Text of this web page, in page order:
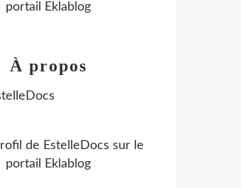
portail Eklablog
À propos
de EstelleDocs sur le
portail Eklablog